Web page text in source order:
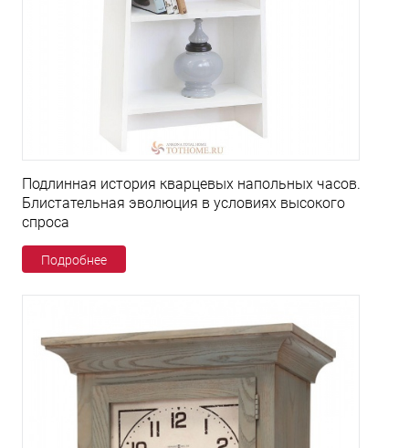
Подлинная история кварцевых напольных часов.
Блистательная эволюция в условиях высокого
спроса
Подробнее